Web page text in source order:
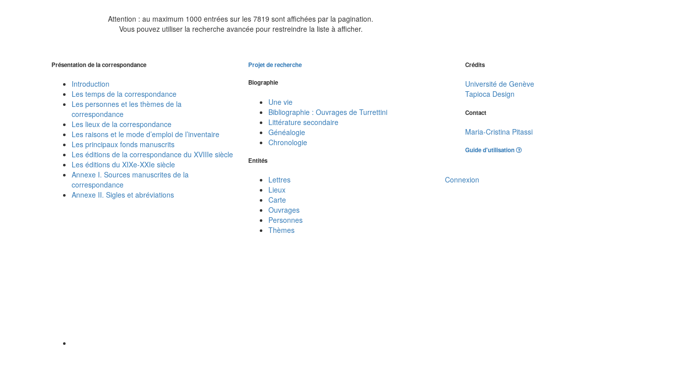
Attention : au maximum 1000 entrées sur les 7819 sont affichées par la pagination.
Vous pouvez utiliser la recherche avancée pour restreindre la liste à afficher.
Présentation de la correspondance
Introduction
Les temps de la correspondance
Les personnes et les thèmes de la
correspondance
Les lieux de la correspondance
Les raisons et le mode d’emploi de l’inventaire
Les principaux fonds manuscrits
Les éditions de la correspondance du XVIIIe siècle
Les éditions du XIXe-XXIe siècle
Annexe I. Sources manuscrites de la
correspondance
Annexe II. Sigles et abréviations
Projet de recherche
Biographie
Une vie
Bibliographie : Ouvrages de Turrettini
Littérature secondaire
Généalogie
Chronologie
Entités
Lettres
Lieux
Carte
Ouvrages
Personnes
Thèmes
Crédits
Université de Genève
Tapioca Design
Contact
Maria-Cristina Pitassi
Guide d'utilisation
Connexion